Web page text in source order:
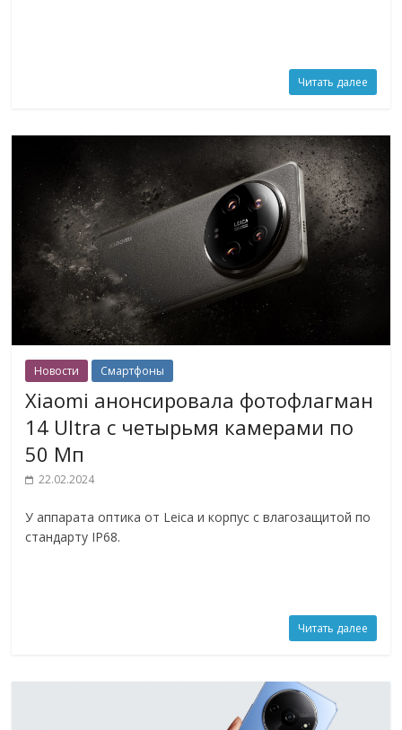
Читать далее
Новости Смартфоны
Xiaomi анонсировала фотофлагман
14 Ultra с четырьмя камерами по
50 Мп
22.02.2024
У аппарата оптика от Leica и корпус с влагозащитой по
стандарту IP68.
Читать далее